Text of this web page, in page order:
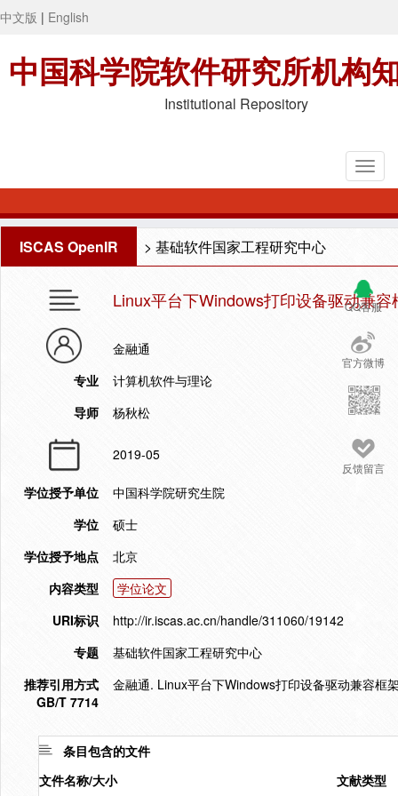
中文版 | English
中国科学院软件研究所机构
Institutional Repository
ISCAS OpenIR > 基础软件国家工程研究中心
QQ客服
官方微博
反馈留言
Linux平台下Windows打印设备驱动兼
金融通
专业
计算机软件与理论
导师
杨秋松
2019-05
学位授予单位
中国科学院研究生院
学位
硕士
学位授予地点
北京
内容类型
学位论文
URI标识
http://ir.iscas.ac.cn/handle/311060/19142
专题
基础软件国家工程研究中心
推荐引用方式
GB/T 7714
金融通. Linux平台下Windows打印设备驱动兼容框
条目包含的文件
文件名称/大小
文献类型